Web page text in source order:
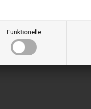
Funktionelle